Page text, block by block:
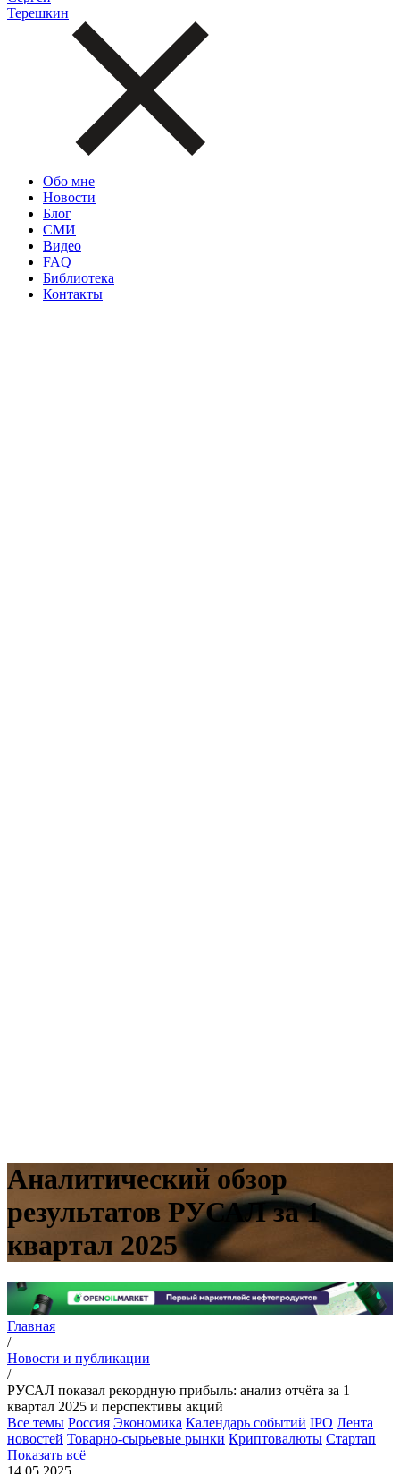
Терешкин
Обо мне
Новости
Блог
СМИ
Видео
FAQ
Библиотека
Контакты
Аналитический обзор
результатов РУСАЛ за 1
квартал 2025
Главная
/
Новости и публикации
/
РУСАЛ показал рекордную прибыль: анализ отчёта за 1
квартал 2025 и перспективы акций
Все темы Россия Экономика Календарь событий IPO Лента
новостей Товарно-сырьевые рынки Криптовалюты Стартап
Показать всё